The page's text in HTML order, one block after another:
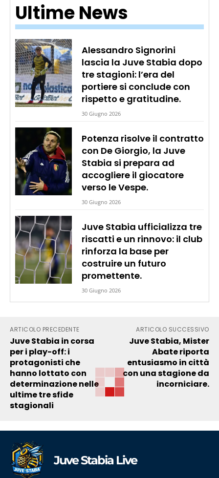
Ultime News
Alessandro Signorini
lascia la Juve Stabia dopo
tre stagioni: l’era del
portiere si conclude con
rispetto e gratitudine.
30 Giugno 2026
Potenza risolve il contratto
con De Giorgio, la Juve
Stabia si prepara ad
accogliere il giocatore
verso le Vespe.
30 Giugno 2026
Juve Stabia ufficializza tre
riscatti e un rinnovo: il club
rinforza la base per
costruire un futuro
promettente.
30 Giugno 2026
ARTICOLO PRECEDENTE
Juve Stabia in corsa
per i play-off: i
protagonisti che
hanno lottato con
determinazione nelle
ultime tre sfide
stagionali
ARTICOLO SUCCESSIVO
Juve Stabia, Mister
Abate riporta
entusiasmo in città
con una stagione da
incorniciare.
Juve Stabia Live